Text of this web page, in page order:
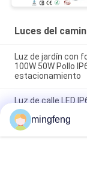
Luces del
Luz de jardín con
100W 50W Pollo
estacionamiento
Luz de calle LED
fotoceldas 30W-
Luz de
carretera LED de
mingfeng